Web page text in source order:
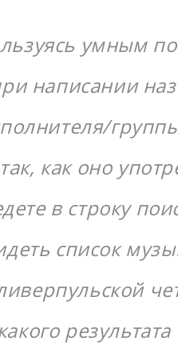
умным
написании
так, как оно
в строку
список